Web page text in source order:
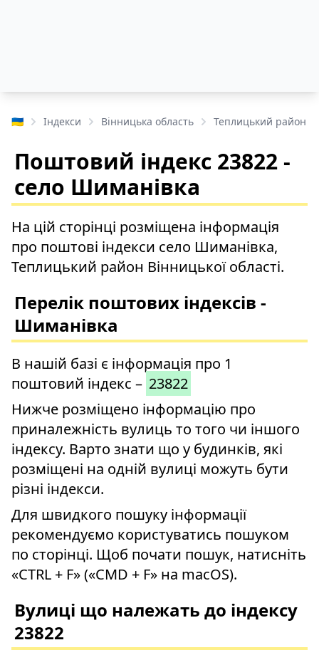
🇺🇦 Індекси Вінницька область Теплицький район
Поштовий індекс 23822 -
село Шиманівка
На цій сторінці розміщена інформація
про поштові індекси село Шиманівка,
Теплицький район Вінницької області.
Перелік поштових індексів -
Шиманівка
В нашій базі є інформація про 1
поштовий індекс – 23822
Нижче розміщено інформацію про
приналежність вулиць то того чи іншого
індексу. Варто знати що у будинків, які
розміщені на одній вулиці можуть бути
різні індекси.
Для швидкого пошуку інформації
рекомендуємо користуватись пошуком
по сторінці. Щоб почати пошук, натисніть
«CTRL + F» («CMD + F» на macOS).
Вулиці що належать до індексу
23822